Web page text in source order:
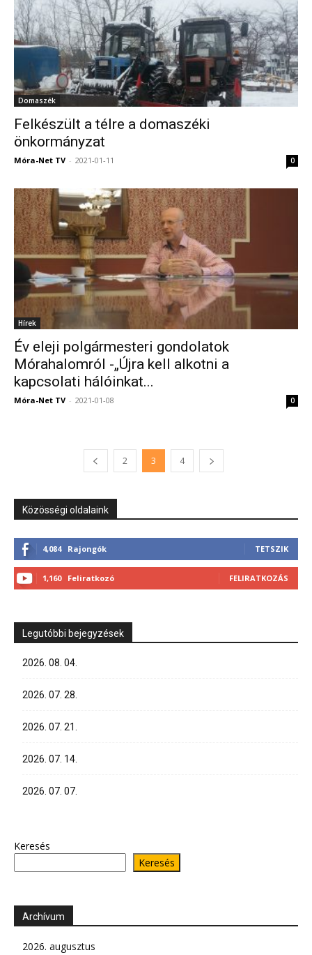
Domaszék
Felkészült a télre a domaszéki
önkormányzat
Móra-Net TV - 2021-01-11 0
Hírek
Év eleji polgármesteri gondolatok
Mórahalomról -„Újra kell alkotni a
kapcsolati hálóinkat...
Móra-Net TV - 2021-01-08 0
2 3 4
Közösségi oldalaink
4,084 Rajongók TETSZIK
1,160 Feliratkozó FELIRATKOZÁS
Legutóbbi bejegyzések
2026. 08. 04.
2026. 07. 28.
2026. 07. 21.
2026. 07. 14.
2026. 07. 07.
Keresés
Keresés
Archívum
2026. augusztus